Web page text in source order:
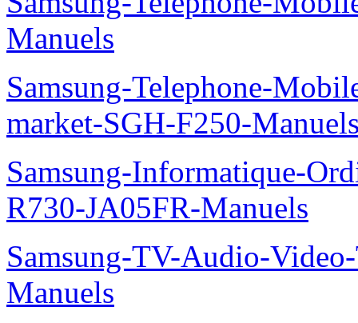
Manuels
Samsung-Telephone-
market-SGH-F250-
Samsung-Informatique-
R730-JA05FR-Manuels
Samsung-TV-Audio-
Manuels